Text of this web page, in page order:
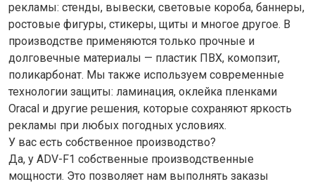
рекламы: стенды, вывески, световые короба, баннеры,
ростовые фигуры, стикеры, щиты и многое другое. В
производстве применяются только прочные и
долговечные материалы — пластик ПВХ, комопзит,
поликарбонат. Мы также используем современные
технологии защиты: ламинация, оклейка пленками
Oracal и другие решения, которые сохраняют яркость
рекламы при любых погодных условиях.
У вас есть собственное производство?
Да, у ADV-F1 собственные производственные
мощности. Это позволяет нам выполнять заказы